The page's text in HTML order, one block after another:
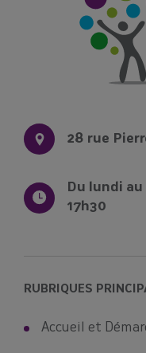
28 rue
Du lundi au
17h30
RUBRIQUES
Accueil et